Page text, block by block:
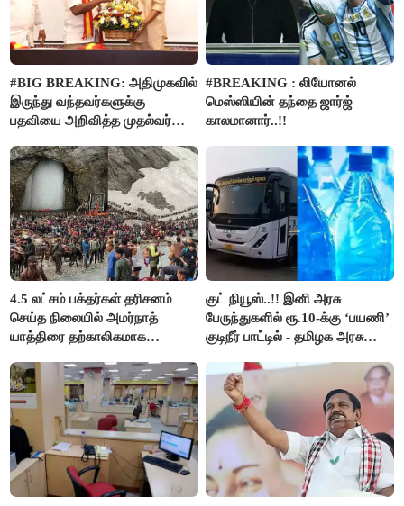
#BIG BREAKING: அதிமுகவில்
இருந்து வந்தவர்களுக்கு
பதவியை அறிவித்த முதல்வர்
#BREAKING : லியோனல்
மெஸ்ஸியின் தந்தை ஜார்ஜ்
காலமானார்..!!
4.5 லட்சம் பக்தர்கள் தரிசனம்
செய்த நிலையில் அமர்நாத்
யாத்திரை தற்காலிகமாக
குட் நியூஸ்..!! இனி அரசு
பேருந்துகளில் ரூ.10-க்கு ‘பயணி’
குடிநீர் பாட்டில் - தமிழக அரசு